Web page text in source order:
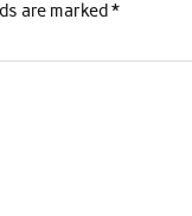
are marked*